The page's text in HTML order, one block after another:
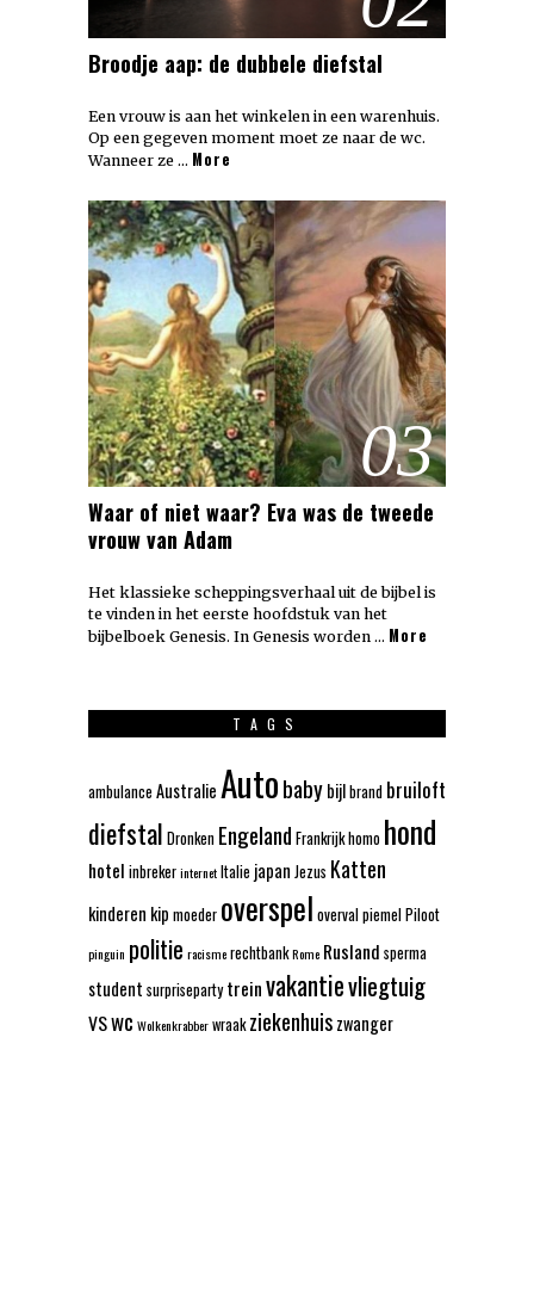
Broodje aap: de dubbele diefstal
Een vrouw is aan het winkelen in een warenhuis.
Op een gegeven moment moet ze naar de wc.
Wanneer ze … More
03
Waar of niet waar? Eva was de tweede
vrouw van Adam
Het klassieke scheppingsverhaal uit de bijbel is
te vinden in het eerste hoofdstuk van het
bijbelboek Genesis. In Genesis worden … More
TAGS
ambulance AustralieAutobabybijlbrand bruiloft
diefstal Dronken Engeland Frankrijkhomo hond
hotel inbrekerinternetItalie japan Jezus Katten
kinderen kip moeder overspel overvalpiemelPiloot
pinguin politie racismerechtbankRome Rusland sperma
student surpriseparty treinvakantievliegtuig
VSwc Wolkenkrabberwraak ziekenhuiszwanger